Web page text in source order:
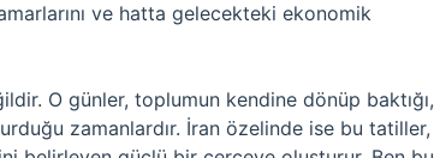
ve hatta gelecekteki ekonomik
O günler, toplumun kendine dönüp baktığı,
zamanlardır. İran özelinde ise bu tatiller,